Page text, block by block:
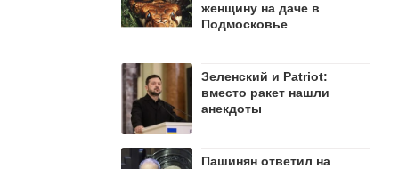
женщину на даче в
Подмосковье
Зеленский и Patriot:
вместо ракет нашли
анекдоты
Пашинян ответил на